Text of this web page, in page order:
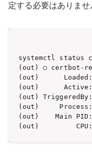
定する必要はありませ
systemctl status
(out) ○ certbot-
(out)
(out)      Active:
(out)
(out)     Process:
(out)    Main PID:
(out)         CPU: